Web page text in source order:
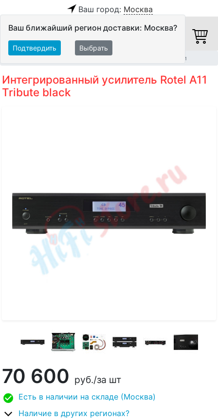
Ваш город: Москва
Ваш ближайший регион доставки: Москва?
Подтвердить Выбрать
Интегрированные усилители
Интегрированный усилитель Rotel A11
Tribute black
70 600 руб./за шт
Есть в наличии на складе (Москва)
Наличие в других регионах?